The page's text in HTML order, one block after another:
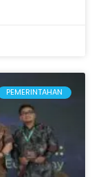
PEMERINTAHAN